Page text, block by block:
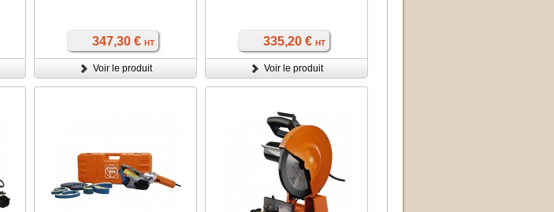
347,30 € HT
Voir le produit
335,20 € HT
Voir le produit